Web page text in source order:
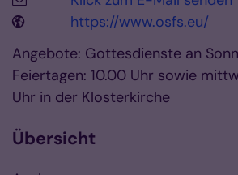
https://www.osfs.eu/
Angebote: Gottesdienste an
Feiertagen: 10.00 Uhr sowie
Uhr in der Klosterkirche
Übersicht